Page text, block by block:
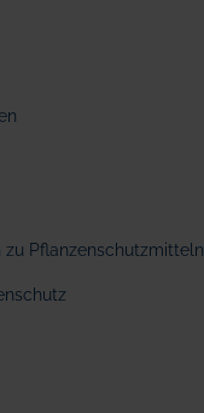
zu Pflanzenschutzmitteln